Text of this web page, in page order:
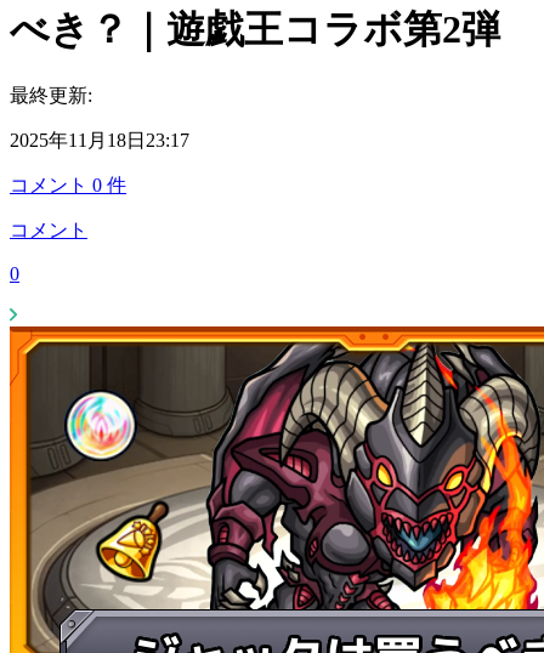
べき？｜遊戯王コラボ第2弾
最終更新:
2025年11月18日23:17
コメント 0 件
コメント
0